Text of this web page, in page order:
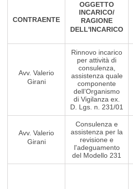
CONTRAENTE
OGGETTO
INCARICO/
RAGIONE
DELL'INCARICO
Avv. Valerio
Girani
Rinnovo incarico
per attività di
consulenza,
assistenza quale
componente
dell’Organismo
di Vigilanza ex.
D. Lgs. n. 231/01
Avv. Valerio
Girani
Consulenza e
assistenza per la
revisione e
l'adeguamento
del Modello 231